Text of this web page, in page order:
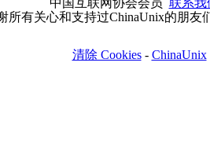
所有关心和支持过ChinaUnix的朋
清除 Cookies- ChinaUnix